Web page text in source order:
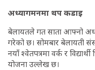
अध्यागमनमा थप कडाइ
बेलायतले गत साता आफ्नो
गरेको छ। सोमबार बेलायती
नयाँ श्वेतपत्रमा वर्क र
योजना उल्लेख छ।